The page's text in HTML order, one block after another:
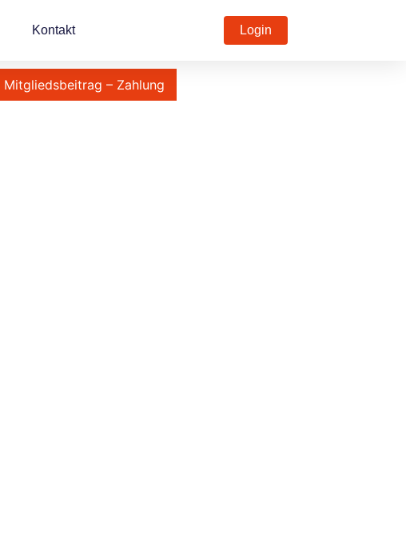
Kontakt Login
Mitgliedsbeitrag – Zahlung